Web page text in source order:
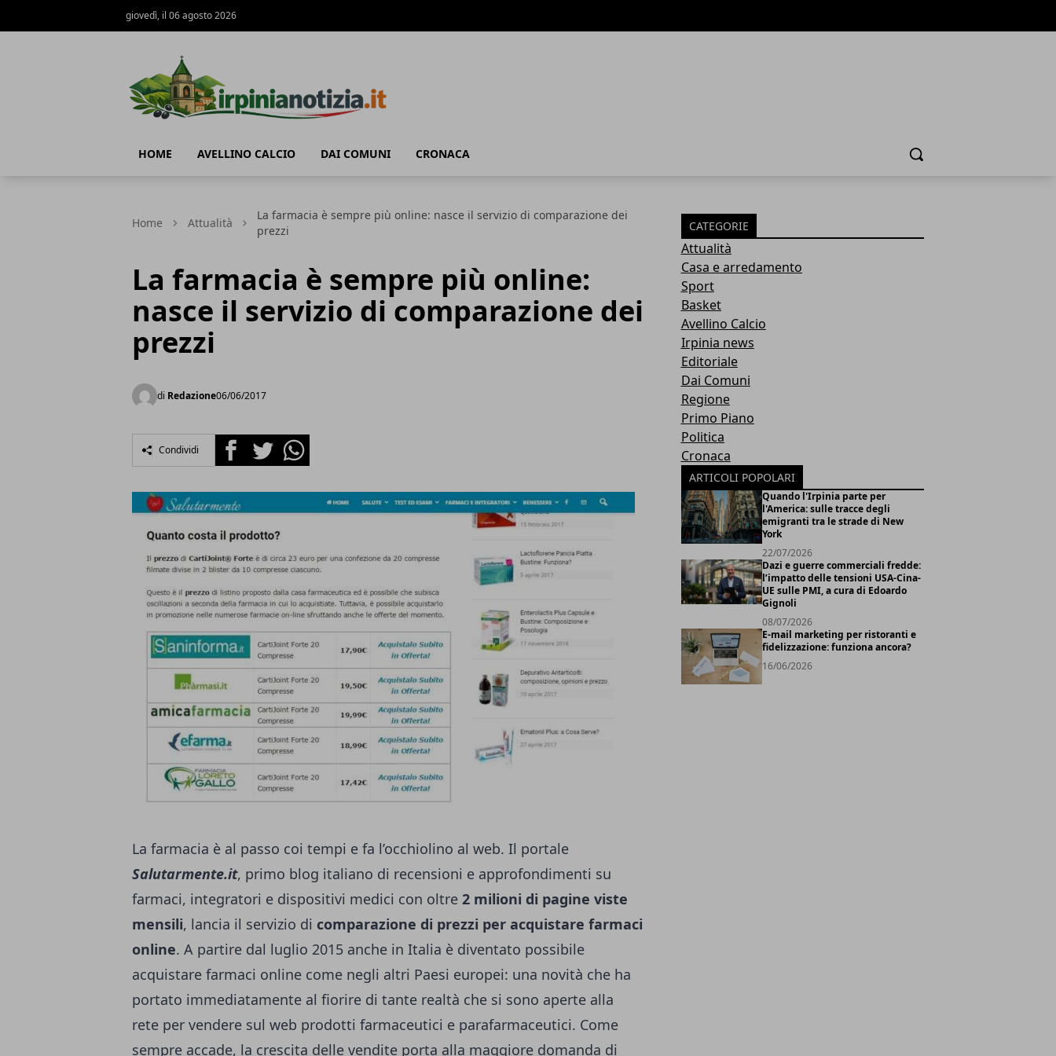
giovedì, il 06 agosto 2026
HOME AVELLINO CALCIO DAI COMUNI CRONACA Cerca
Home Attualità
La farmacia è sempre più online: nasce il servizio di comparazione dei
prezzi
La farmacia è sempre più online:
nasce il servizio di comparazione dei
prezzi
di Redazione06/06/2017
Condividi FacebookTwitterWhatsapp
La farmacia è al passo coi tempi e fa l’occhiolino al web. Il portale
Salutarmente.it, primo blog italiano di recensioni e approfondimenti su
farmaci, integratori e dispositivi medici con oltre 2 milioni di pagine viste
mensili, lancia il servizio di comparazione di prezzi per acquistare farmaci
online. A partire dal luglio 2015 anche in Italia è diventato possibile
acquistare farmaci online come negli altri Paesi europei: una novità che ha
portato immediatamente al fiorire di tante realtà che si sono aperte alla
rete per vendere sul web prodotti farmaceutici e parafarmaceutici. Come
sempre accade, la crescita delle vendite porta alla maggiore domanda di
CATEGORIE
Attualità
Casa e arredamento
Sport
Basket
Avellino Calcio
Irpinia news
Editoriale
Dai Comuni
Regione
Primo Piano
Politica
Cronaca
ARTICOLI POPOLARI
Quando l'Irpinia parte per
l'America: sulle tracce degli
emigranti tra le strade di New
York
22/07/2026
Dazi e guerre commerciali fredde:
l’impatto delle tensioni USA-Cina-
UE sulle PMI, a cura di Edoardo
Gignoli
08/07/2026
E-mail marketing per ristoranti e
fidelizzazione: funziona ancora?
16/06/2026